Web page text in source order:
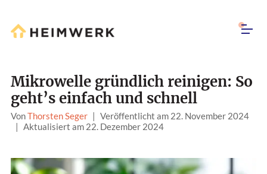
Mikrowelle gründlich reinigen: So
geht’s einfach und schnell
VonThorsten Seger | Veröffentlicht am 22. November 2024
| Aktualisiert am 22. Dezember 2024